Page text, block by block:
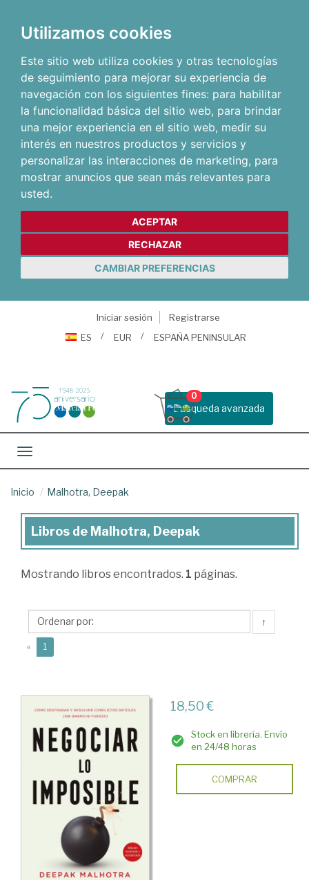
Utilizamos cookies
Este sitio web utiliza cookies y otras tecnologías
de seguimiento para mejorar su experiencia de
navegación con los siguientes fines: para habilitar
la funcionalidad básica del sitio web, para brindar
una mejor experiencia en el sitio web, medir su
interés en nuestros productos y servicios y
personalizar las interacciones de marketing, para
mostrar anuncios que sean más relevantes para
usted.
ACEPTAR
RECHAZAR
CAMBIAR PREFERENCIAS
Iniciar sesión
Registrarse
ES
EUR ESPAÑA PENINSULAR
Busqueda avanzada
0
Toggle navigation
Inicio Malhotra, Deepak
Libros
Malhotra,
Libros de Malhotra, Deepak
Mostrando libros encontrados. 1 páginas.
↑
« 1
18,50 €
Stock en librería. Envío
en 24/48 horas
COMPRAR